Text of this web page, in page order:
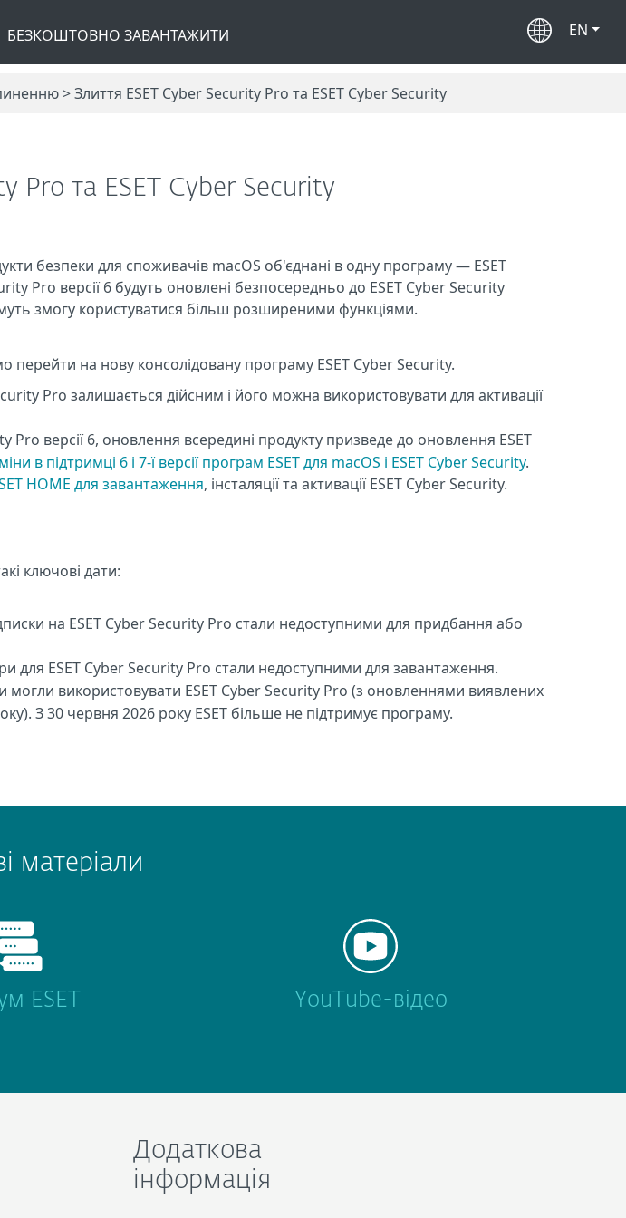
БЕЗКОШТОВНО ЗАВАНТАЖИТИ EN
> Злиття ESET Cyber Security Pro та ESET Cyber Security
Pro та ESET Cyber Security
безпеки для споживачів macOS об'єднані в одну програму — ESET
Pro версії 6 будуть оновлені безпосередньо до ESET Cyber Security
змогу користуватися більш розширеними функціями.
на нову консолідовану програму ESET Cyber Security.
Pro залишається дійсним і його можна використовувати для активації
Pro версії 6, оновлення всередині продукту призведе до оновлення ESET
в підтримці 6 i 7-ї версії програм ESET для macOS i ESET Cyber Security.
HOME для завантаження, інсталяції та активації ESET Cyber Security.
ключові дати:
на ESET Cyber Security Pro стали недоступними для придбання або
для ESET Cyber Security Pro стали недоступними для завантаження.
могли використовувати ESET Cyber Security Pro (з оновленнями виявлених
З 30 червня 2026 року ESET більше не підтримує програму.
матеріали
ESET YouTube-відео
Додаткова
інформація